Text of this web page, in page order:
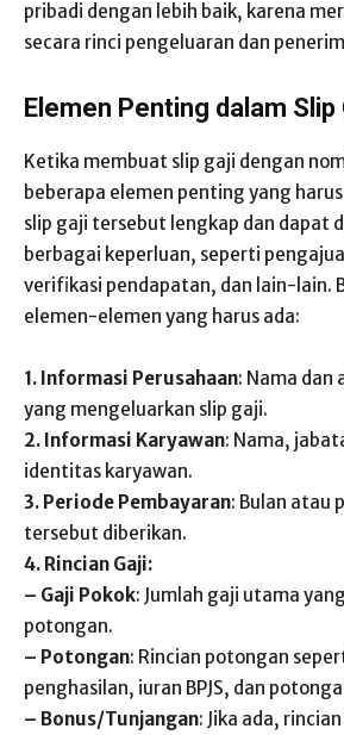
pribadi dengan lebih baik, karena
secara rinci pengeluaran dan
Elemen Penting dalam Slip
Ketika membuat slip gaji dengan
beberapa elemen penting yang
slip gaji tersebut lengkap dan dapat
berbagai keperluan, seperti
verifikasi pendapatan, dan lain-lain.
elemen-elemen yang harus ada:
1. Informasi Perusahaan: Nama dan
yang mengeluarkan slip gaji.
2. Informasi Karyawan: Nama,
identitas karyawan.
3. Periode Pembayaran: Bulan atau
tersebut diberikan.
4. Rincian Gaji:
– Gaji Pokok: Jumlah gaji utama
potongan.
– Potongan: Rincian potongan
penghasilan, iuran BPJS, dan
– Bonus/Tunjangan: Jika ada,